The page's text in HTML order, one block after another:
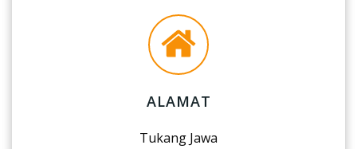
ALAMAT
Tukang Jawa